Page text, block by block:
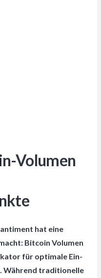
Volumen
hat eine
Bitcoin Volumen
für optimale Ein-
Während traditionelle